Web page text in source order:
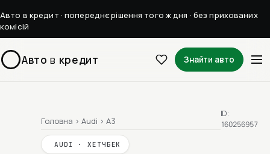
Авто в кредит · попереднє рішення того ж дня · без прихованих
комісій
Авто в кредит Знайти авто
Головна › Audi › A3
AUDI · ХЕТЧБЕК
ID:
160256957